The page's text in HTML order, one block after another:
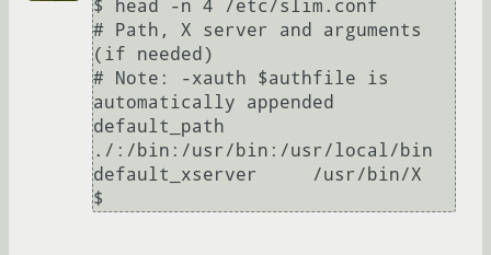
$ head -n 4 /etc/slim.conf
# Path, X server and arguments
(if needed)
# Note: -xauth $authfile is
automatically appended
default_path
./:/bin:/usr/bin:/usr/local/bin
default_xserver     /usr/bin/X